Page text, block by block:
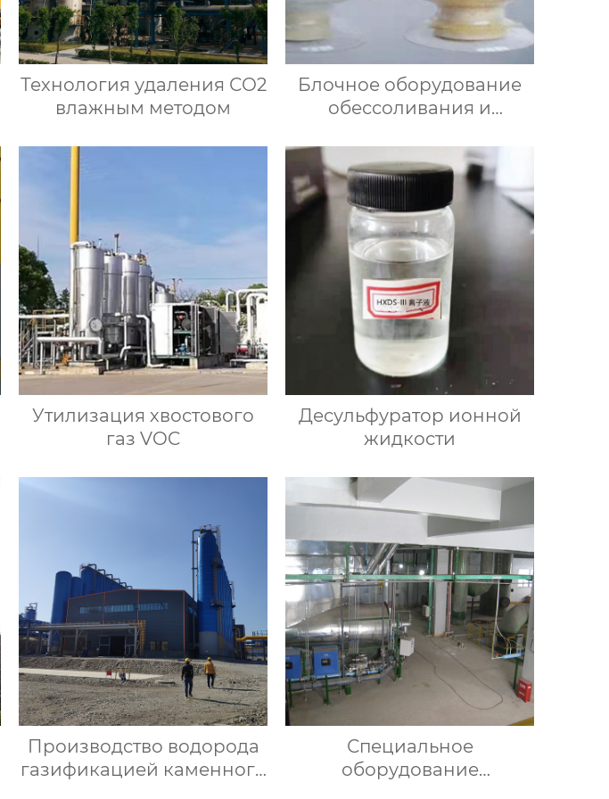
Технология удаления СО2
влажным методом
Блочное оборудование
обессоливания и
специальная смола
Утилизация хвостового
газ VOC
Десульфуратор ионной
жидкости
Производство водорода
газификацией каменного
Специальное
оборудование